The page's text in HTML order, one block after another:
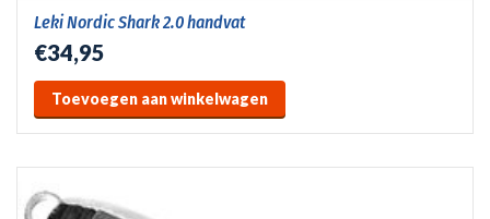
Leki Nordic Shark 2.0 handvat
€34,95
Toevoegen aan winkelwagen